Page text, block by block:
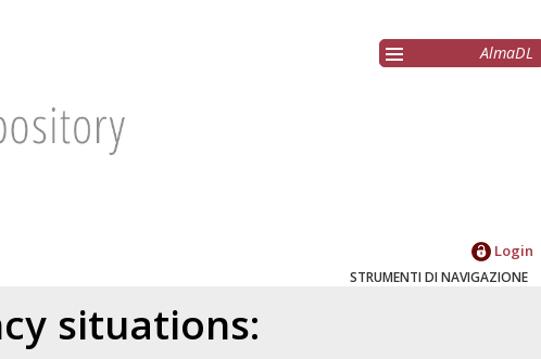
AlmaDL
Login
STRUMENTI DI NAVIGAZIONE
situations: